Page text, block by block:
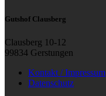
Gutshof Clausberg
Clausberg 10-12
99834 Gerstungen
Kontakt / Impressum
Datenschutz